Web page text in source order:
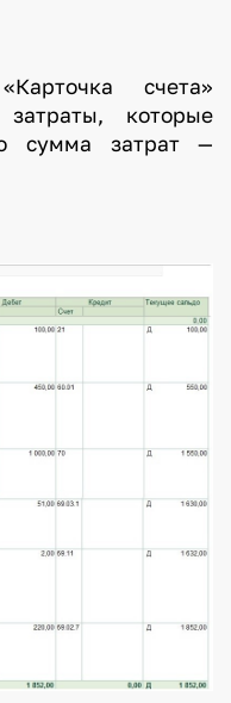
счета»
которые
сумма затрат —